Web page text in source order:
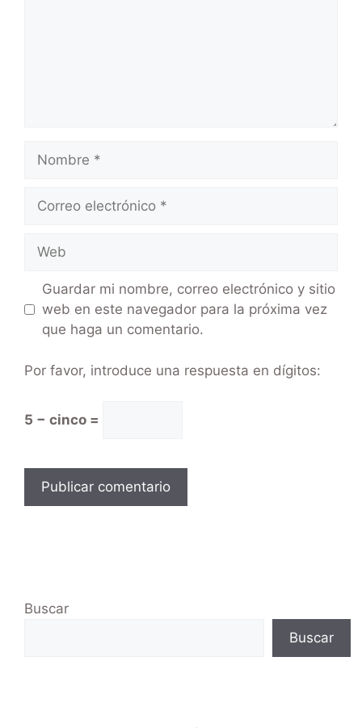
Guardar mi nombre, correo electrónico y sitio
web en este navegador para la próxima vez
que haga un comentario.
Por favor, introduce una respuesta en dígitos:
5 − cinco =
Buscar
Buscar